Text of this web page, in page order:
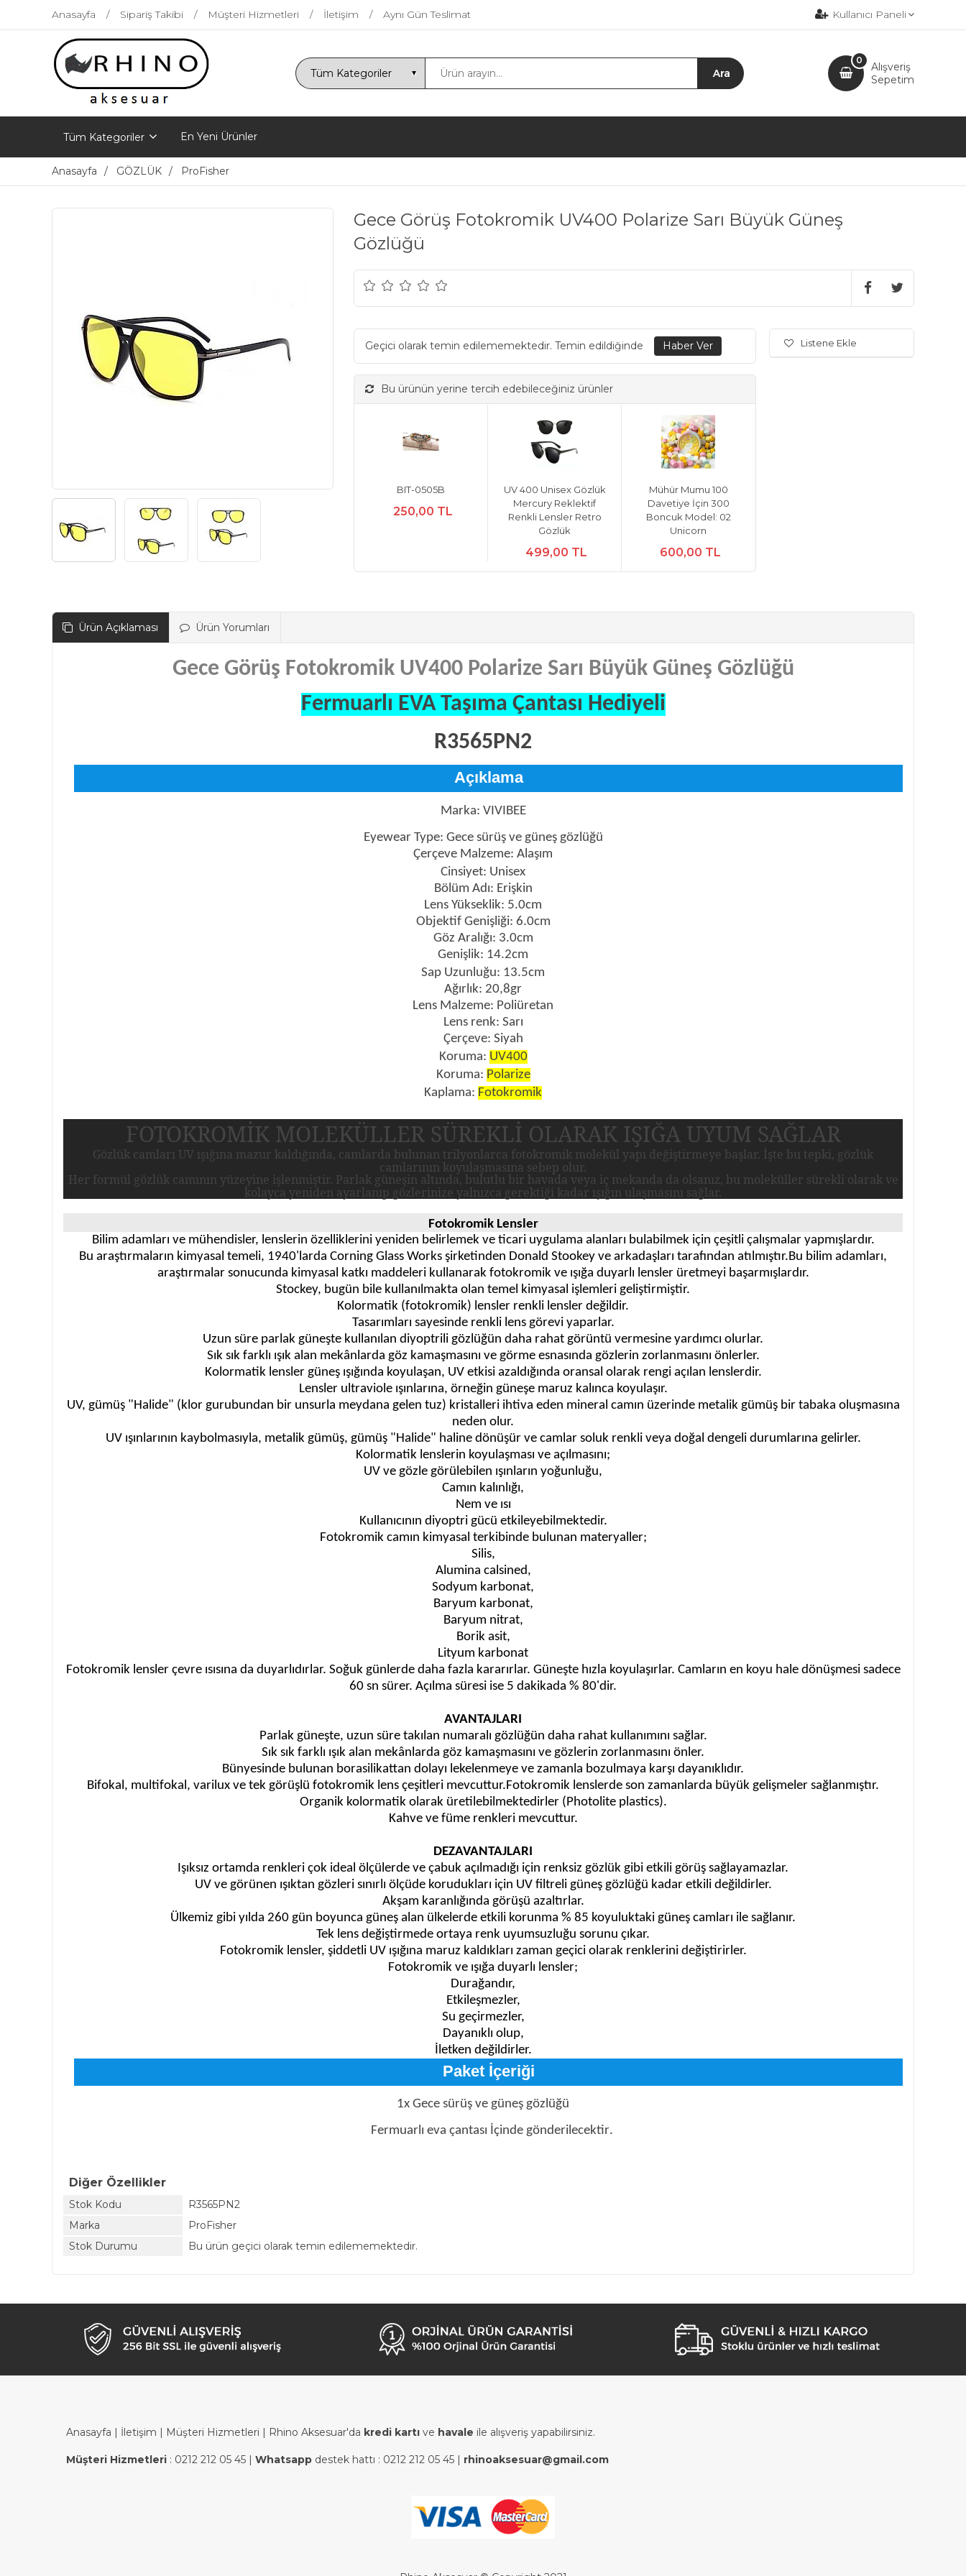
Anasayfa Sipariş Takibi Müşteri Hizmetleri İletişim Aynı Gün Teslimat Kullanıcı Paneli
Alışveriş
Sepetim
0
Tüm Kategoriler En Yeni Ürünler
Anasayfa GÖZLÜK ProFisher
Gece Görüş Fotokromik UV400 Polarize Sarı Büyük Güneş
Gözlüğü
Geçici olarak temin edilememektedir. Temin edildiğinde
Bu ürünün yerine tercih edebileceğiniz ürünler
BIT-0505B
250,00 TL
UV 400 Unisex Gözlük
Mercury Reklektif
Renkli Lensler Retro
Gözlük
499,00 TL
Mühür Mumu 100
Davetiye İçin 300
Boncuk Model: 02
Unicorn
600,00 TL
Listene Ekle
Ürün Açıklaması Ürün Yorumları
Gece Görüş Fotokromik UV400 Polarize Sarı Büyük Güneş Gözlüğü
Fermuarlı EVA Taşıma Çantası Hediyeli
R3565PN2
Açıklama
Marka: VIVIBEE
Eyewear Type: Gece sürüş ve güneş gözlüğü
Çerçeve Malzeme: Alaşım
Cinsiyet: Unisex
Bölüm Adı: Erişkin
Lens Yükseklik: 5.0cm
Objektif Genişliği: 6.0cm
Göz Aralığı: 3.0cm
Genişlik: 14.2cm
Sap Uzunluğu: 13.5cm
Ağırlık: 20,8gr
Lens Malzeme: Poliüretan
Lens renk: Sarı
Çerçeve: Siyah
Koruma: UV400
Koruma: Polarize
Kaplama: Fotokromik
FOTOKROMİK MOLEKÜLLER SÜREKLİ OLARAK IŞIĞA UYUM SAĞLAR
Gözlük camları UV ışığına mazur kaldığında, camlarda bulunan trilyonlarca fotokromik molekül yapı değiştirmeye başlar. İşte bu tepki, gözlük
camlarının koyulaşmasına sebep olur.
Her formül gözlük camının yüzeyine işlenmiştir. Parlak güneşin altında, bulutlu bir havada veya iç mekanda da olsanız, bu moleküller sürekli olarak ve
kolayca yeniden ayarlanıp gözlerinize yalnızca gerektiği kadar ışığın ulaşmasını sağlar.
Fotokromik Lensler
Bilim adamları ve mühendisler, lenslerin özelliklerini yeniden belirlemek ve ticari uygulama alanları bulabilmek için çeşitli çalışmalar yapmışlardır.
Bu araştırmaların kimyasal temeli, 1940'larda Corning Glass Works şirketinden Donald Stookey ve arkadaşları tarafından atılmıştır.Bu bilim adamları,
araştırmalar sonucunda kimyasal katkı maddeleri kullanarak fotokromik ve ışığa duyarlı lensler üretmeyi başarmışlardır.
Stockey, bugün bile kullanılmakta olan temel kimyasal işlemleri geliştirmiştir.
Kolormatik (fotokromik) lensler renkli lensler değildir.
Tasarımları sayesinde renkli lens görevi yaparlar.
Uzun süre parlak güneşte kullanılan diyoptrili gözlüğün daha rahat görüntü vermesine yardımcı olurlar.
Sık sık farklı ışık alan mekânlarda göz kamaşmasını ve görme esnasında gözlerin zorlanmasını önlerler.
Kolormatik lensler güneş ışığında koyulaşan, UV etkisi azaldığında oransal olarak rengi açılan lenslerdir.
Lensler ultraviole ışınlarına, örneğin güneşe maruz kalınca koyulaşır.
UV, gümüş "Halide" (klor gurubundan bir unsurla meydana gelen tuz) kristalleri ihtiva eden mineral camın üzerinde metalik gümüş bir tabaka oluşmasına
neden olur.
UV ışınlarının kaybolmasıyla, metalik gümüş, gümüş "Halide" haline dönüşür ve camlar soluk renkli veya doğal dengeli durumlarına gelirler.
Kolormatik lenslerin koyulaşması ve açılmasını;
UV ve gözle görülebilen ışınların yoğunluğu,
Camın kalınlığı,
Nem ve ısı
Kullanıcının diyoptri gücü etkileyebilmektedir.
Fotokromik camın kimyasal terkibinde bulunan materyaller;
Silis,
Alumina calsined,
Sodyum karbonat,
Baryum karbonat,
Baryum nitrat,
Borik asit,
Lityum karbonat
Fotokromik lensler çevre ısısına da duyarlıdırlar. Soğuk günlerde daha fazla kararırlar. Güneşte hızla koyulaşırlar. Camların en koyu hale dönüşmesi sadece
60 sn sürer. Açılma süresi ise 5 dakikada % 80'dir.
AVANTAJLARI
Parlak güneşte, uzun süre takılan numaralı gözlüğün daha rahat kullanımını sağlar.
Sık sık farklı ışık alan mekânlarda göz kamaşmasını ve gözlerin zorlanmasını önler.
Bünyesinde bulunan borasilikattan dolayı lekelenmeye ve zamanla bozulmaya karşı dayanıklıdır.
Bifokal, multifokal, varilux ve tek görüşlü fotokromik lens çeşitleri mevcuttur.Fotokromik lenslerde son zamanlarda büyük gelişmeler sağlanmıştır.
Organik kolormatik olarak üretilebilmektedirler (Photolite plastics).
Kahve ve füme renkleri mevcuttur.
DEZAVANTAJLARI
Işıksız ortamda renkleri çok ideal ölçülerde ve çabuk açılmadığı için renksiz gözlük gibi etkili görüş sağlayamazlar.
UV ve görünen ışıktan gözleri sınırlı ölçüde korudukları için UV filtreli güneş gözlüğü kadar etkili değildirler.
Akşam karanlığında görüşü azaltırlar.
Ülkemiz gibi yılda 260 gün boyunca güneş alan ülkelerde etkili korunma % 85 koyuluktaki güneş camları ile sağlanır.
Tek lens değiştirmede ortaya renk uyumsuzluğu sorunu çıkar.
Fotokromik lensler, şiddetli UV ışığına maruz kaldıkları zaman geçici olarak renklerini değiştirirler.
Fotokromik ve ışığa duyarlı lensler;
Durağandır,
Etkileşmezler,
Su geçirmezler,
Dayanıklı olup,
İletken değildirler.
Paket İçeriği
1x Gece sürüş ve güneş gözlüğü
Fermuarlı eva çantası İçinde gönderilecektir.
Diğer Özellikler
Stok Kodu
R3565PN2
Marka
ProFisher
Stok Durumu
Bu ürün geçici olarak temin edilememektedir.
Anasayfa | İletişim | Müşteri Hizmetleri | Rhino Aksesuar'da kredi kartı ve havale ile alışveriş yapabilirsiniz.
Müşteri Hizmetleri : 0212 212 05 45 | Whatsapp destek hattı : 0212 212 05 45 | rhinoaksesuar@gmail.com